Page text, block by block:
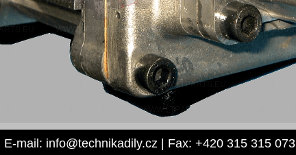
| E-mail: info@technikadily.cz | Fax: +420 315 315 073